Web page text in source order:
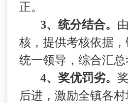
正。
3、统分结合。
核，提供考核依据
统一领导，综合汇总
4、奖优罚劣。
后进，激励全镇各村